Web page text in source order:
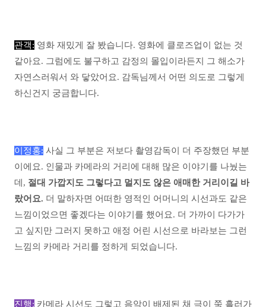
관객: 영화 재밌게 잘 봤습니다. 영화에 클로즈업이 없는 것
같아요. 그럼에도 불구하고 감정의 몰입이라든지 그 해소가
자연스러워서 와 닿았어요. 감독님께서 어떤 의도로 그렇게
하신건지 궁금합니다.
이정홍: 사실 그 부분은 저보다 촬영감독이 더 주장했던 부분
이에요. 인물과 카메라의 거리에 대해 많은 이야기를 나눴는
데, 절대 가깝지도 그렇다고 멀지도 않은 애매한 거리이길 바
랐어요. 더 말하자면 어떠한 영적인 어머니의 시선과도 같은
느낌이었으면 좋겠다는 이야기를 했어요. 더 가까이 다가가
고 싶지만 그러지 못하고 애정 어린 시선으로 바라보는 그런
느낌의 카메라 거리를 정하게 되었습니다.
진행: 카메라 시선도 그렇고 음악이 배제된 채 극이 쭉 흘러가